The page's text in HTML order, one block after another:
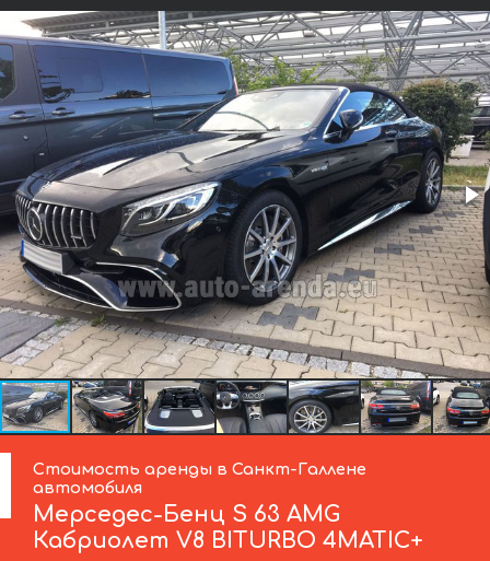
Стоимость аренды в Санкт-Галлене
автомобиля
Мерседес-Бенц S 63 AMG
Кабриолет V8 BITURBO 4MATIC+